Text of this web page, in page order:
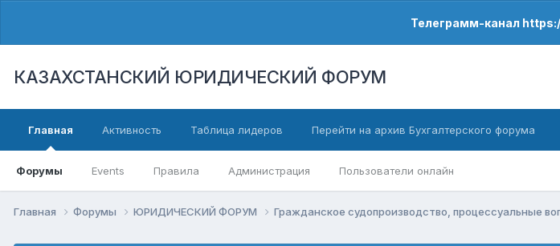
Телеграмм-канал
КАЗАХСТАНСКИЙ ЮРИДИЧЕСКИЙ ФОРУМ
Главная
Форумы Events Правила Администрация Пользователи онлайн
Активность Таблица лидеров Перейти на архив Бухгалтерского форума
Главная Форумы ЮРИДИЧЕСКИЙ ФОРУМ Гражданское судопроизводство, процессуальные